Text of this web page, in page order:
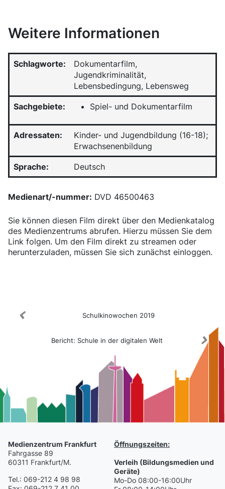
Weitere Informationen
Schlagworte:
Dokumentarfilm,
Jugendkriminalität,
Lebensbedingung, Lebensweg
Sachgebiete: Spiel- und Dokumentarfilm
Adressaten:
Kinder- und Jugendbildung (16-18);
Erwachsenenbildung
Sprache: Deutsch
Medienart/-nummer: DVD 46500463
Sie können diesen Film direkt über den Medienkatalog
des Medienzentrums abrufen. Hierzu müssen Sie dem
Link folgen. Um den Film direkt zu streamen oder
herunterzuladen, müssen Sie sich zunächst einloggen.
Schulkinowochen 2019
Bericht: Schule in der digitalen Welt
Medienzentrum Frankfurt
Fahrgasse 89
60311 Frankfurt/M.
Tel.: 069-212 4 98 98
Öffnungszeiten:
Verleih (Bildungsmedien und
Geräte)
Mo-Do 08:00-16:00Uhr